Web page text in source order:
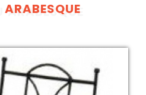
ARABESQUE